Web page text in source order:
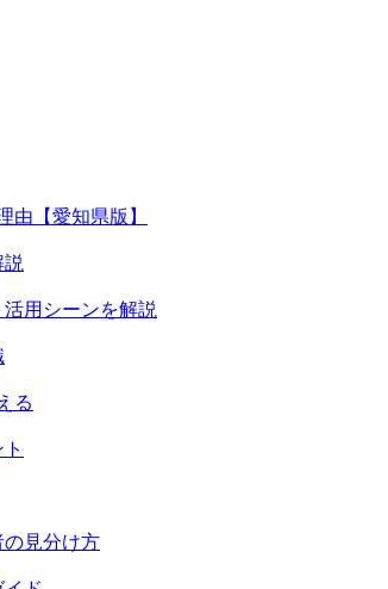
由【愛知県版】
用シーンを解説
る
の見分け方